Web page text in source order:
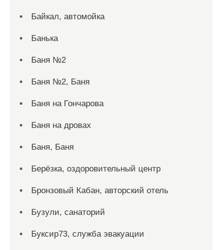
Байкал, автомойка
Банька
Баня №2
Баня №2, Баня
Баня на Гончарова
Баня на дровах
Баня, Баня
Берёзка, оздоровительный центр
Бронзовый Кабан, авторский отель
Бузули, санаторий
Буксир73, служба эвакуации